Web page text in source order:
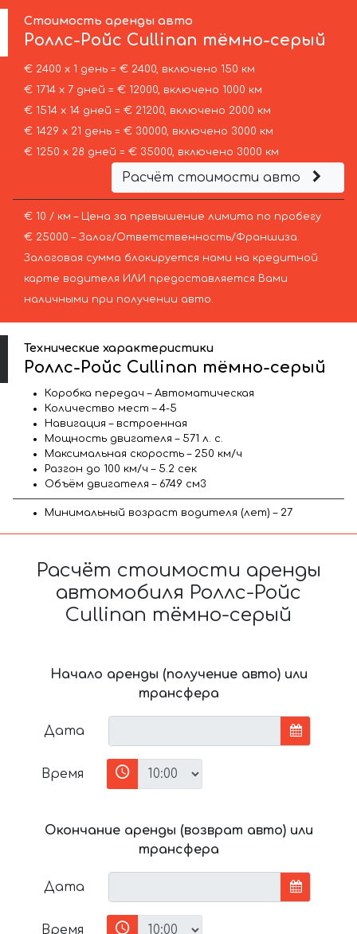
Стоимость аренды авто
Роллс-Ройс Cullinan тёмно-серый
€ 2400 х 1 день = € 2400, включено 150 км
€ 1714 х 7 дней = € 12000, включено 1000 км
€ 1514 х 14 дней = € 21200, включено 2000 км
€ 1429 х 21 день = € 30000, включено 3000 км
€ 1250 х 28 дней = € 35000, включено 3000 км
Расчёт стоимости авто
€ 10 / км – Цена за превышение лимита по пробегу
€ 25000 – Залог/Ответственность/Франшиза.
Залоговая сумма блокируется нами на кредитной
карте водителя ИЛИ предоставляется Вами
наличными при получении авто.
Технические характеристики
Роллс-Ройс Cullinan тёмно-серый
Коробка передач – Автоматическая
Количество мест – 4-5
Навигация – встроенная
Мощность двигателя – 571 л. с.
Максимальная скорость – 250 км/ч
Разгон до 100 км/ч – 5.2 сек
Объём двигателя – 6749 см3
Минимальный возраст водителя (лет) – 27
Расчёт стоимости аренды
автомобиля Роллс-Ройс
Cullinan тёмно-серый
Начало аренды (получение авто) или
трансфера
Дата
Время
Окончание аренды (возврат авто) или
трансфера
Дата
Время